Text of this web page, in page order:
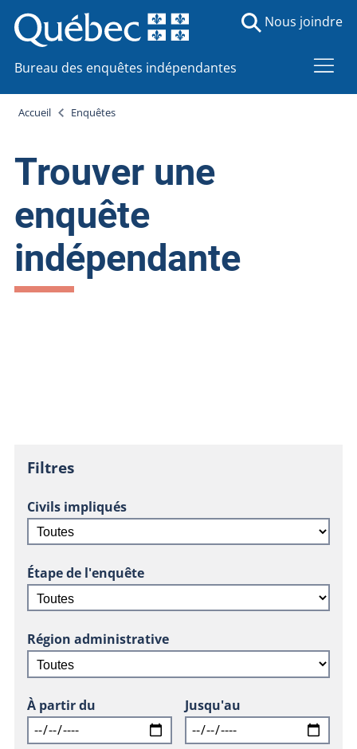
Bureau des enquêtes indépendantes
Nous joindre
Accueil Enquêtes
Trouver une
enquête
indépendante
Filtres
Civils impliqués
Étape de l'enquête
Région administrative
À partir du Jusqu'au